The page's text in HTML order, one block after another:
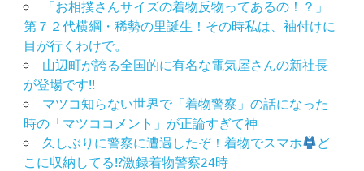
り
思
い
出
作
り
の
お
手
「お相撲さんサイズの着物反物ってあるの！？」
第７２代横綱・稀勢の里誕生！その時私は、袖付けに
目が行くわけで。
山辺町が誇る全国的に有名な電気屋さんの新社長
が登場です!!
マツコ知らない世界で「着物警察」の話になった
時の「マツココメント」が正論すぎて神
久しぶりに警察に遭遇したぞ！着物でスマホ
ど
こに収納してる!?激録着物警察24時